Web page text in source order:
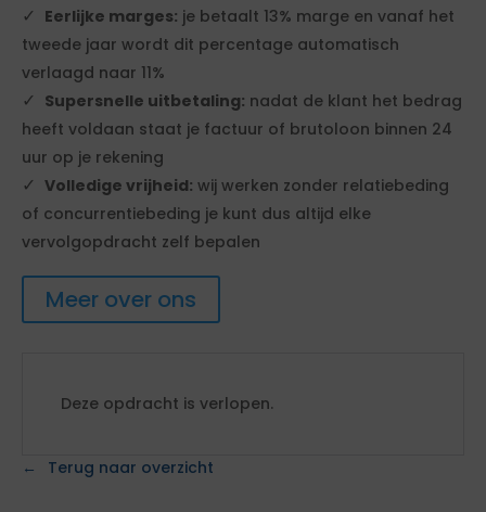
Eerlijke marges: je betaalt 13% marge en vanaf het
tweede jaar wordt dit percentage automatisch
verlaagd naar 11%
Supersnelle uitbetaling: nadat de klant het bedrag
heeft voldaan staat je factuur of brutoloon binnen 24
uur op je rekening
Volledige vrijheid: wij werken zonder relatiebeding
of concurrentiebeding je kunt dus altijd elke
vervolgopdracht zelf bepalen
Meer over ons
Deze opdracht is verlopen.
Terug naar overzicht